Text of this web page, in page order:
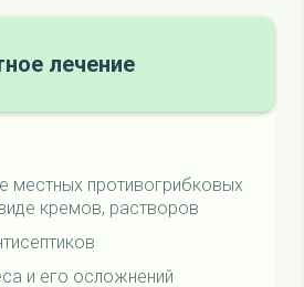
лечение
местных противогрибковых
кремов, растворов
и его осложнений